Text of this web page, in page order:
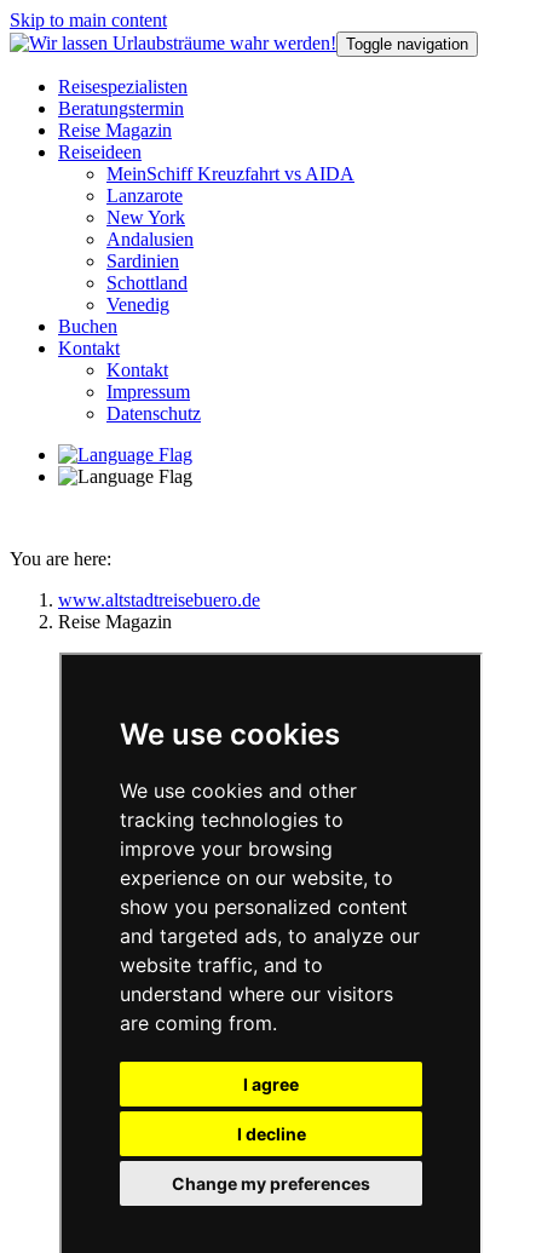
Skip to main content
Toggle navigation
Reisespezialisten
Beratungstermin
Reise Magazin
Reiseideen
MeinSchiff Kreuzfahrt vs AIDA
Lanzarote
New York
Andalusien
Sardinien
Schottland
Venedig
Buchen
Kontakt
Kontakt
Impressum
Datenschutz
You are here:
www.altstadtreisebuero.de
Reise Magazin